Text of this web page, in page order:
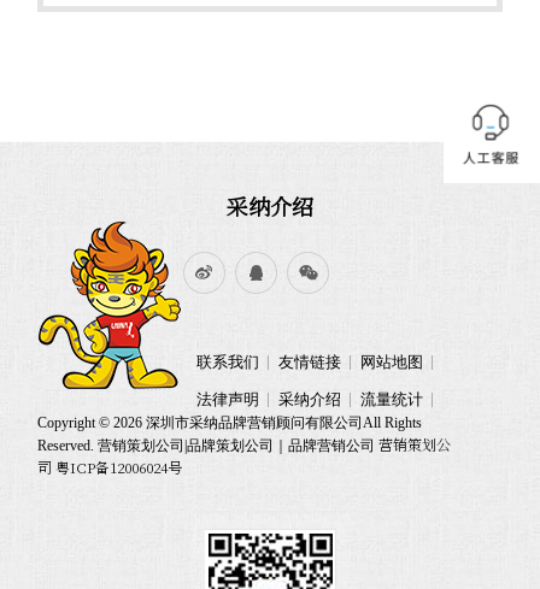
采纳介绍
联系我们 友情链接 网站地图
法律声明 流量统计
采纳介绍
Copyright © 2026 深圳市采纳品牌营销顾问有限公司All Rights
Reserved. 营销策划公司|品牌策划公司｜品牌营销公司营销策划公
司 粤ICP备12006024号